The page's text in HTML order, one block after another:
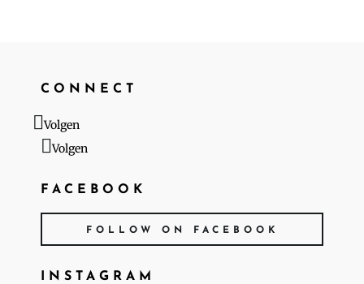
CONNECT
Volgen
Volgen
FACEBOOK
FOLLOW ON FACEBOOK
INSTAGRAM